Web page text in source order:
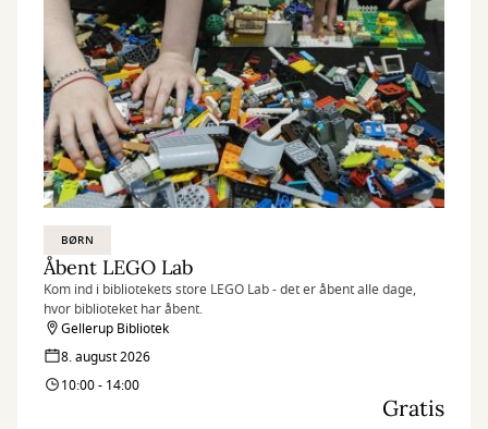
BØRN
Åbent LEGO Lab
Kom ind i bibliotekets store LEGO Lab - det er åbent alle dage,
hvor biblioteket har åbent.
Gellerup Bibliotek
8. august 2026
10:00 - 14:00
Gratis